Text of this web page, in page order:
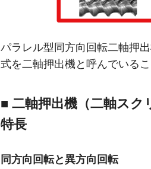
パラレル型同方向回転二軸押
式を二軸押出機と呼んでいる
■ 二軸押出機（二軸ス
特長
同方向回転と異方向回転